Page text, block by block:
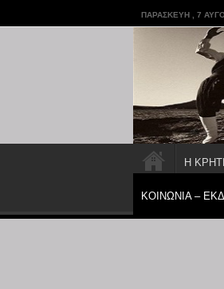
ΠΑΡΑΣΚΕΥΉ , 7
Η
ΚΟΙΝΩΝΙΑ –